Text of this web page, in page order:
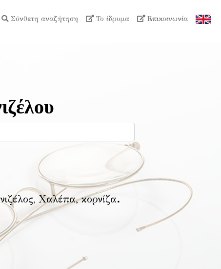
Σύνθετη αναζήτηση Το ίδρυμα Επικοινωνία
Χαλέπα, κορνίζα.